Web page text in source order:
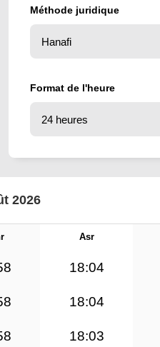
Méthode juridique
Format de l'heure
2026
Asr
18:04
18:04
18:03